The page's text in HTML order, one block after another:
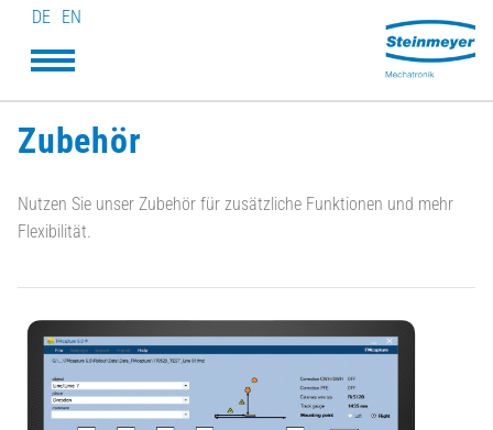
DE EN
Zubehör
Nutzen Sie unser Zubehör für zusätzliche Funktionen und mehr
Flexibilität.